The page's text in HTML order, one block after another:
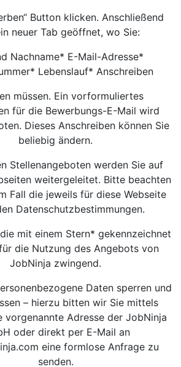
Button klicken. Anschließend
neuer Tab geöffnet, wo Sie:
Nachname* E-Mail-Adresse*
Lebenslauf* Anschreiben
müssen. Ein vorformuliertes
für die Bewerbungs-E-Mail wird
Dieses Anschreiben können Sie
beliebig ändern.
Stellenangeboten werden Sie auf
weitergeleitet. Bitte beachten
Fall die jeweils für diese Webseite
Datenschutzbestimmungen.
mit einem Stern* gekennzeichnet
die Nutzung des Angebots von
JobNinja zwingend.
Daten sperren und
– hierzu bitten wir Sie mittels
vorgenannte Adresse der JobNinja
oder direkt per E-Mail an
eine formlose Anfrage zu
senden.